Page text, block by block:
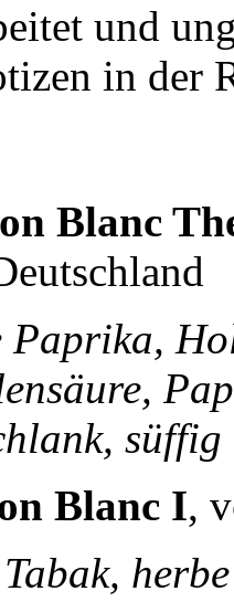
und
in der
Blanc
Paprika,
süffig
Blanc I,